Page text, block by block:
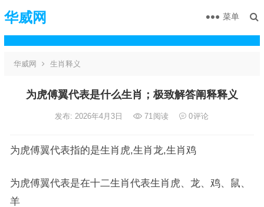
华威网 菜单
华威网 生肖释义
为虎傅翼代表是什么生肖；极致解答阐释释义
发布: 2026年4月3日 71阅读 0评论
为虎傅翼代表指的是生肖虎,生肖龙,生肖鸡
为虎傅翼代表是在十二生肖代表生肖虎、龙、鸡、鼠、
羊